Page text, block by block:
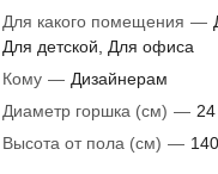
Для какого помещения —
Для детской, Для офиса
Кому — Дизайнерам
Диаметр горшка (см) — 24
Высота от пола (см) — 140